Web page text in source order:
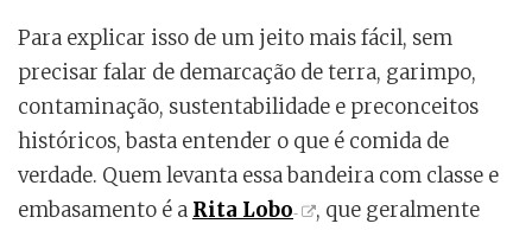
Para explicar isso de um jeito mais fácil, sem
precisar falar de demarcação de terra, garimpo,
contaminação, sustentabilidade e preconceitos
históricos, basta entender o que é comida de
verdade. Quem levanta essa bandeira com classe e
embasamento é a Rita Lobo
, que geralmente